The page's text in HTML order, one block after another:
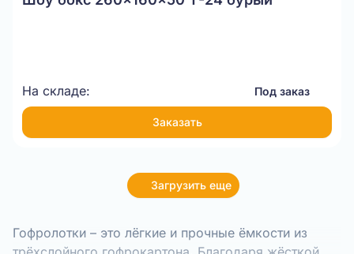
На складе: Под заказ
Заказать
Загрузить еще
Гофролотки – это лёгкие и прочные ёмкости из